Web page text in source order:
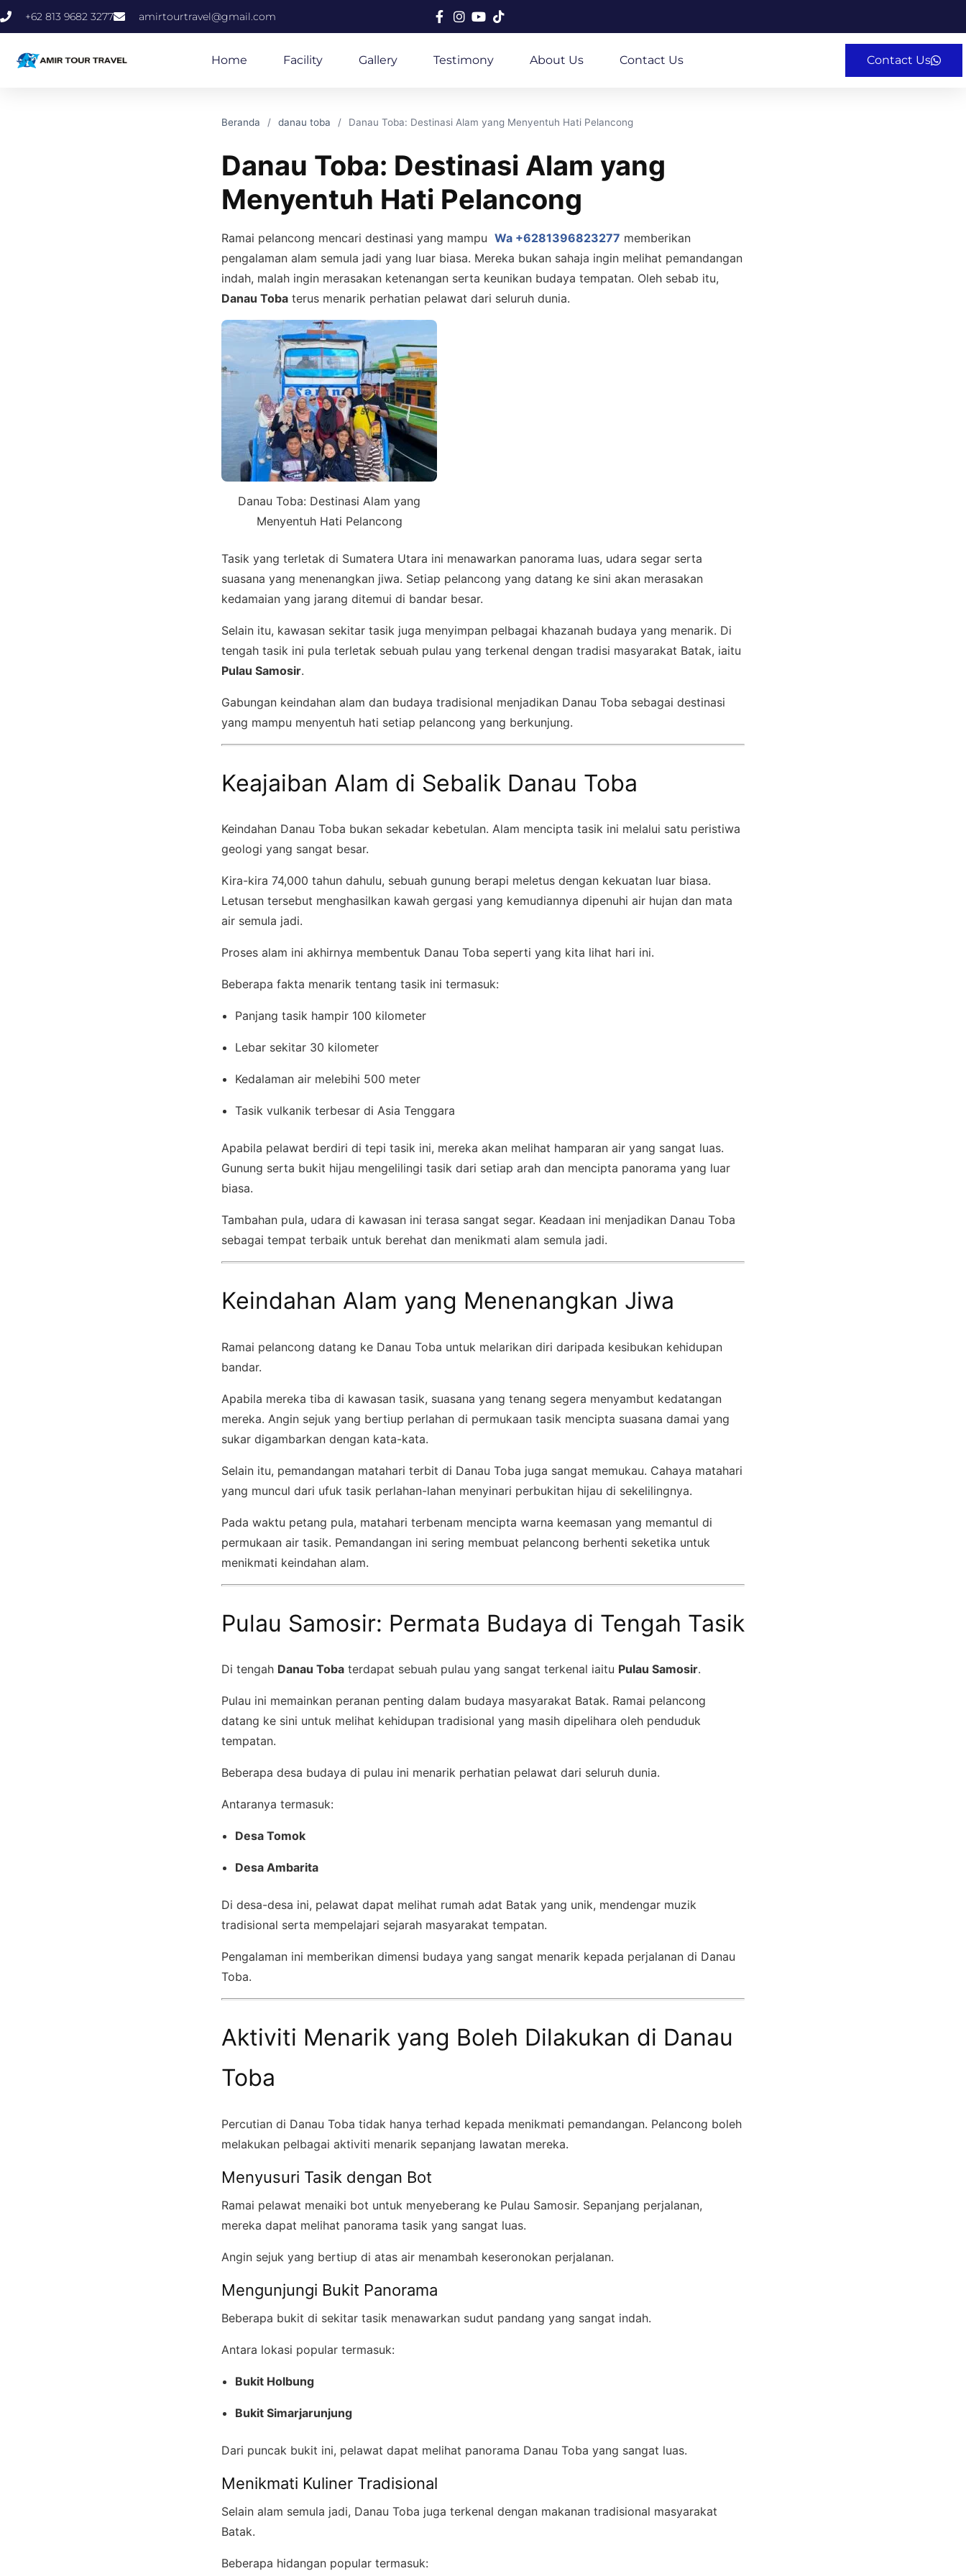
+62 813 9682 3277 amirtourtravel@gmail.com
Home Facility Gallery Testimony About Us Contact Us Contact Us
Beranda danau toba Danau Toba: Destinasi Alam yang Menyentuh Hati Pelancong
Danau Toba: Destinasi Alam yang
Menyentuh Hati Pelancong
Ramai pelancong mencari destinasi yang mampu Wa +6281396823277 memberikan
pengalaman alam semula jadi yang luar biasa. Mereka bukan sahaja ingin melihat pemandangan
indah, malah ingin merasakan ketenangan serta keunikan budaya tempatan. Oleh sebab itu,
Danau Toba terus menarik perhatian pelawat dari seluruh dunia.
Danau Toba: Destinasi Alam yang
Menyentuh Hati Pelancong
Tasik yang terletak di Sumatera Utara ini menawarkan panorama luas, udara segar serta
suasana yang menenangkan jiwa. Setiap pelancong yang datang ke sini akan merasakan
kedamaian yang jarang ditemui di bandar besar.
Selain itu, kawasan sekitar tasik juga menyimpan pelbagai khazanah budaya yang menarik. Di
tengah tasik ini pula terletak sebuah pulau yang terkenal dengan tradisi masyarakat Batak, iaitu
Pulau Samosir.
Gabungan keindahan alam dan budaya tradisional menjadikan Danau Toba sebagai destinasi
yang mampu menyentuh hati setiap pelancong yang berkunjung.
Keajaiban Alam di Sebalik Danau Toba
Keindahan Danau Toba bukan sekadar kebetulan. Alam mencipta tasik ini melalui satu peristiwa
geologi yang sangat besar.
Kira-kira 74,000 tahun dahulu, sebuah gunung berapi meletus dengan kekuatan luar biasa.
Letusan tersebut menghasilkan kawah gergasi yang kemudiannya dipenuhi air hujan dan mata
air semula jadi.
Proses alam ini akhirnya membentuk Danau Toba seperti yang kita lihat hari ini.
Beberapa fakta menarik tentang tasik ini termasuk:
Panjang tasik hampir 100 kilometer
Lebar sekitar 30 kilometer
Kedalaman air melebihi 500 meter
Tasik vulkanik terbesar di Asia Tenggara
Apabila pelawat berdiri di tepi tasik ini, mereka akan melihat hamparan air yang sangat luas.
Gunung serta bukit hijau mengelilingi tasik dari setiap arah dan mencipta panorama yang luar
biasa.
Tambahan pula, udara di kawasan ini terasa sangat segar. Keadaan ini menjadikan Danau Toba
sebagai tempat terbaik untuk berehat dan menikmati alam semula jadi.
Keindahan Alam yang Menenangkan Jiwa
Ramai pelancong datang ke Danau Toba untuk melarikan diri daripada kesibukan kehidupan
bandar.
Apabila mereka tiba di kawasan tasik, suasana yang tenang segera menyambut kedatangan
mereka. Angin sejuk yang bertiup perlahan di permukaan tasik mencipta suasana damai yang
sukar digambarkan dengan kata-kata.
Selain itu, pemandangan matahari terbit di Danau Toba juga sangat memukau. Cahaya matahari
yang muncul dari ufuk tasik perlahan-lahan menyinari perbukitan hijau di sekelilingnya.
Pada waktu petang pula, matahari terbenam mencipta warna keemasan yang memantul di
permukaan air tasik. Pemandangan ini sering membuat pelancong berhenti seketika untuk
menikmati keindahan alam.
Pulau Samosir: Permata Budaya di Tengah Tasik
Di tengah Danau Toba terdapat sebuah pulau yang sangat terkenal iaitu Pulau Samosir.
Pulau ini memainkan peranan penting dalam budaya masyarakat Batak. Ramai pelancong
datang ke sini untuk melihat kehidupan tradisional yang masih dipelihara oleh penduduk
tempatan.
Beberapa desa budaya di pulau ini menarik perhatian pelawat dari seluruh dunia.
Antaranya termasuk:
Desa Tomok
Desa Ambarita
Di desa-desa ini, pelawat dapat melihat rumah adat Batak yang unik, mendengar muzik
tradisional serta mempelajari sejarah masyarakat tempatan.
Pengalaman ini memberikan dimensi budaya yang sangat menarik kepada perjalanan di Danau
Toba.
Aktiviti Menarik yang Boleh Dilakukan di Danau
Toba
Percutian di Danau Toba tidak hanya terhad kepada menikmati pemandangan. Pelancong boleh
melakukan pelbagai aktiviti menarik sepanjang lawatan mereka.
Menyusuri Tasik dengan Bot
Ramai pelawat menaiki bot untuk menyeberang ke Pulau Samosir. Sepanjang perjalanan,
mereka dapat melihat panorama tasik yang sangat luas.
Angin sejuk yang bertiup di atas air menambah keseronokan perjalanan.
Mengunjungi Bukit Panorama
Beberapa bukit di sekitar tasik menawarkan sudut pandang yang sangat indah.
Antara lokasi popular termasuk:
Bukit Holbung
Bukit Simarjarunjung
Dari puncak bukit ini, pelawat dapat melihat panorama Danau Toba yang sangat luas.
Menikmati Kuliner Tradisional
Selain alam semula jadi, Danau Toba juga terkenal dengan makanan tradisional masyarakat
Batak.
Beberapa hidangan popular termasuk: